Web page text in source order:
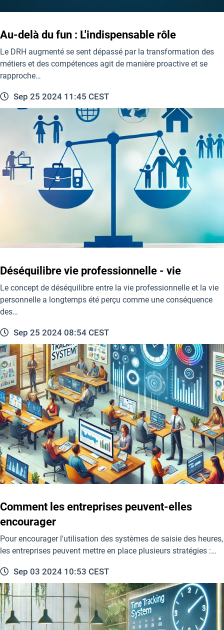
Au-delà du fun : L'indispensable rôle
Le DRH augmenté se sent dépassé par la transformation des
métiers et des compétences agit de manière proactive et se
rapproche…
Sep 25 2024 11:45 CEST
Déséquilibre vie professionnelle - vie
Le concept de déséquilibre entre la vie professionnelle et la vie
personnelle a longtemps été perçu comme une conséquence
des…
Sep 25 2024 08:54 CEST
Comment les entreprises peuvent-elles
encourager
Pour encourager l'utilisation des systèmes de saisie des heures,
les entreprises peuvent mettre en place plusieurs stratégies :…
Sep 03 2024 10:53 CEST